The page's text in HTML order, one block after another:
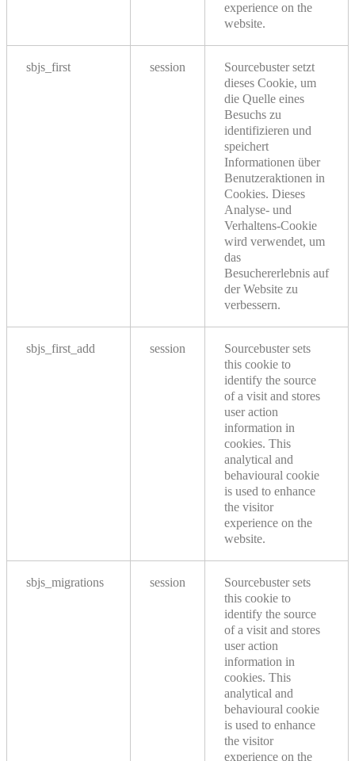
experience on the
website.
sbjs_first session
Sourcebuster setzt
dieses Cookie, um
die Quelle eines
Besuchs zu
identifizieren und
speichert
Informationen über
Benutzeraktionen in
Cookies. Dieses
Analyse- und
Verhaltens-Cookie
wird verwendet, um
das
Besuchererlebnis auf
der Website zu
verbessern.
sbjs_first_add session
Sourcebuster sets
this cookie to
identify the source
of a visit and stores
user action
information in
cookies. This
analytical and
behavioural cookie
is used to enhance
the visitor
experience on the
website.
sbjs_migrations session
Sourcebuster sets
this cookie to
identify the source
of a visit and stores
user action
information in
cookies. This
analytical and
behavioural cookie
is used to enhance
the visitor
experience on the